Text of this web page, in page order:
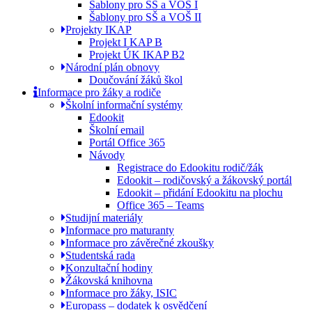
Šablony pro SŠ a VOŠ I
Šablony pro SŠ a VOŠ II
Projekty IKAP
Projekt I KAP B
Projekt ÚK IKAP B2
Národní plán obnovy
Doučování žáků škol
Informace pro žáky a rodiče
Školní informační systémy
Edookit
Školní email
Portál Office 365
Návody
Registrace do Edookitu rodič/žák
Edookit – rodičovský a žákovský portál
Edookit – přidání Edookitu na plochu
Office 365 – Teams
Studijní materiály
Informace pro maturanty
Informace pro závěrečné zkoušky
Studentská rada
Konzultační hodiny
Žákovská knihovna
Informace pro žáky, ISIC
Europass – dodatek k osvědčení